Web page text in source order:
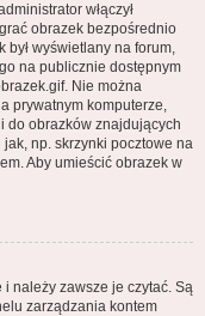
włączył
obrazek bezpośrednio
był wyświetlany na forum,
na publicznie dostępnym
Nie można
prywatnym komputerze,
do obrazków znajdujących
np. skrzynki pocztowe na
Aby umieścić obrazek w
należy zawsze je czytać. Są
zarządzania kontem